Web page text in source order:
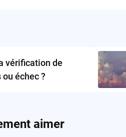
vérification de
échec ?
aimer